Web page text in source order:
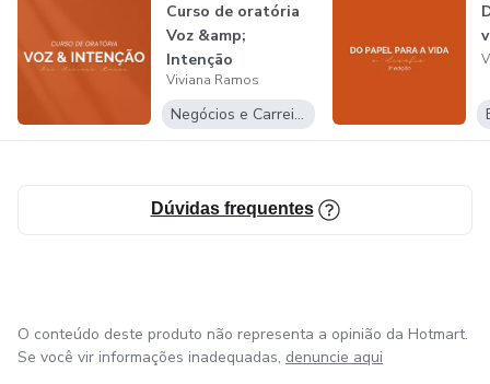
Curso de oratória
Voz &amp;
Intenção
Viviana Ramos
Negócios e Carreira
Dúvidas frequentes
O conteúdo deste produto não representa a opinião da Hotmart.
Se você vir informações inadequadas, denuncie aqui